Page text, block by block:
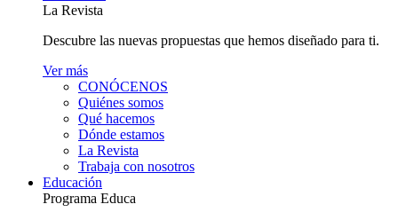
La Revista
Descubre las nuevas propuestas que hemos diseñado para ti.
Ver más
CONÓCENOS
Quiénes somos
Qué hacemos
Dónde estamos
La Revista
Trabaja con nosotros
Educación
Programa Educa